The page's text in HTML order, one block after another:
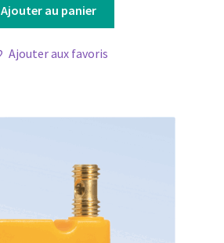
Ajouter au panier
Ajouter aux favoris